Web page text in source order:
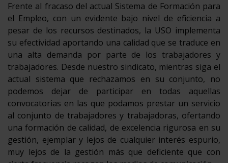
Frente al fracaso del actual Sistema de Formación para
el Empleo, con un evidente bajo nivel de eficiencia a
pesar de los recursos destinados, la USO implementa
su efectividad aportando una calidad que se traduce en
una alta demanda por parte de los trabajadores y
trabajadores. Desde nuestro sindicato, mientras siga el
actual sistema que rechazamos en su conjunto, no
podemos dejar de participar en todas aquellas
convocatorias en las que podamos prestar un servicio
al conjunto de trabajadores y trabajadoras, ofertando
una formación de calidad, de excelencia rigurosa en su
gestión, ejemplar y lejos de cualquier interés espurio,
muy lejos de la gestión más que deficiente que con